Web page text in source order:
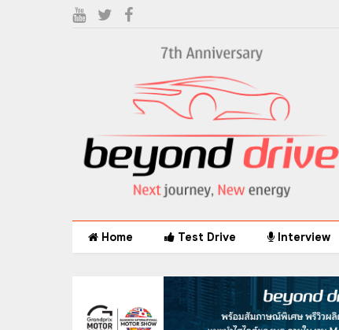
Home Test Drive Interview